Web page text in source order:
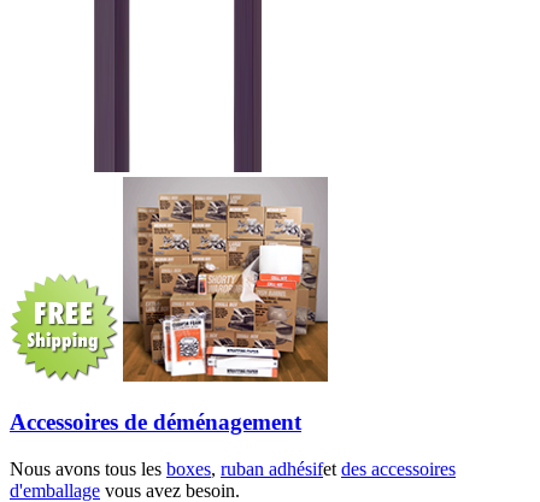
Accessoires de déménagement
Nous avons tous les boxes, ruban adhésifet des accessoires
d'emballage vous avez besoin.